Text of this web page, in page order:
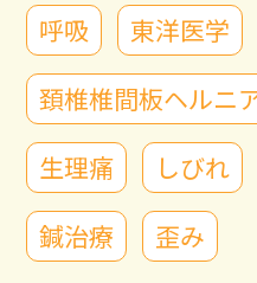
呼吸
東洋医学
頚椎椎間板ヘルニ
生理痛
しびれ
鍼治療
歪み